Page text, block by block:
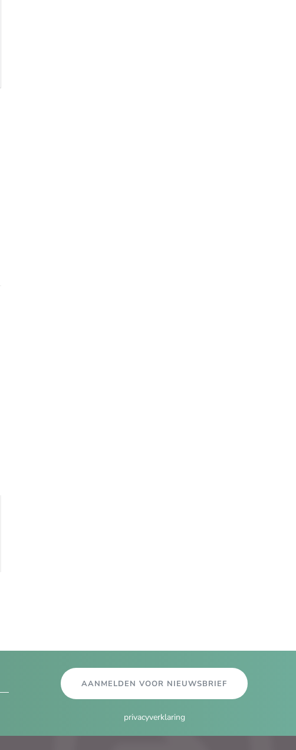
AANMELDEN VOOR NIEUWSBRIEF
privacyverklaring